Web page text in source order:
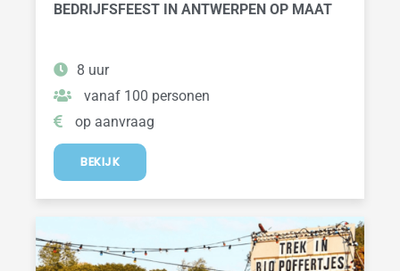
BEDRIJFSFEEST IN ANTWERPEN OP MAAT
8 uur
vanaf 100 personen
op aanvraag
BEKIJK